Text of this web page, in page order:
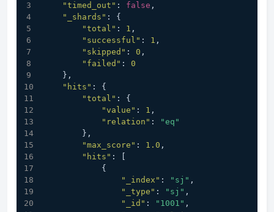
"timed_out" : false ,
"_shards" :
{
"total" : 1 ,
"successful" : 1 ,
"skipped" : 0 ,
"failed" :
0
} ,
"hits" :
{
"total" :
{
"value" : 1 ,
"relation" :
"eq"
} ,
"max_score" : 1.0 ,
"hits" :
{
"_index" : "sj" ,
"_type" : "sj" ,
"_id" : "1001" ,